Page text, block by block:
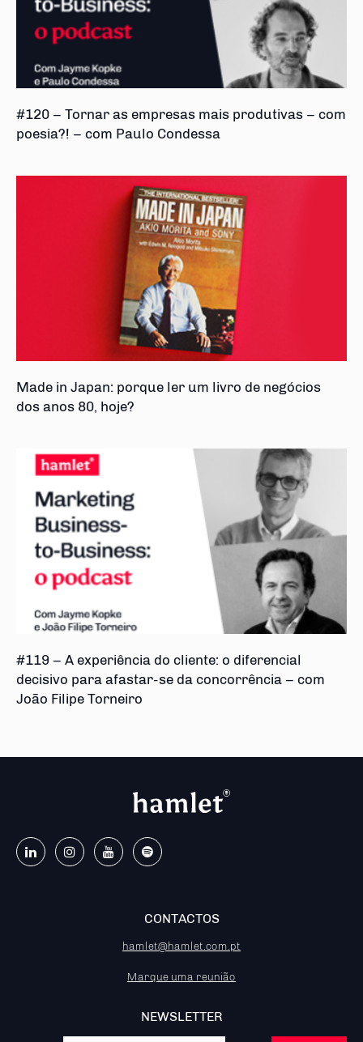
#120 – Tornar as empresas mais produtivas – com
poesia?! – com Paulo Condessa
Made in Japan: porque ler um livro de negócios
dos anos 80, hoje?
#119 – A experiência do cliente: o diferencial
decisivo para afastar-se da concorrência – com
João Filipe Torneiro
CONTACTOS
hamlet@hamlet.com.pt
Marque uma reunião
NEWSLETTER